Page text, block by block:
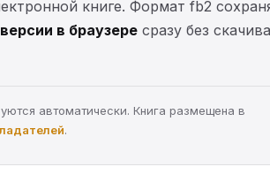
книге. Формат fb2
в браузере сразу без
автоматически. Книга размещена в
.